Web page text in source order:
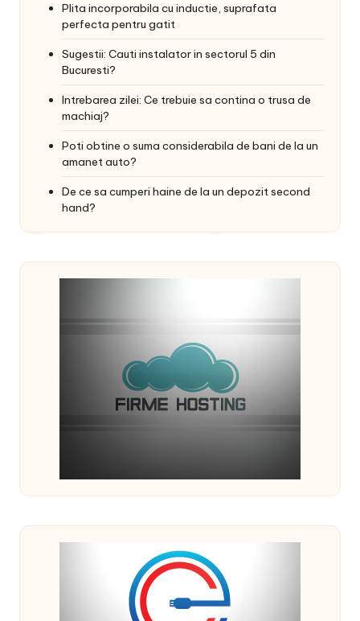
Plita incorporabila cu inductie, suprafata
perfecta pentru gatit
Sugestii: Cauti instalator in sectorul 5 din
Bucuresti?
Intrebarea zilei: Ce trebuie sa contina o trusa de
machiaj?
Poti obtine o suma considerabila de bani de la un
amanet auto?
De ce sa cumperi haine de la un depozit second
hand?